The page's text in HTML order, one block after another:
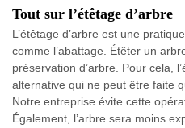
Tout sur l’étêtage d’arbre
L’étêtage d’arbre est une
comme l’abattage. Étêter un
préservation d’arbre. Pour cela,
alternative qui ne peut être faite
Notre entreprise évite cette
Également, l’arbre sera moins